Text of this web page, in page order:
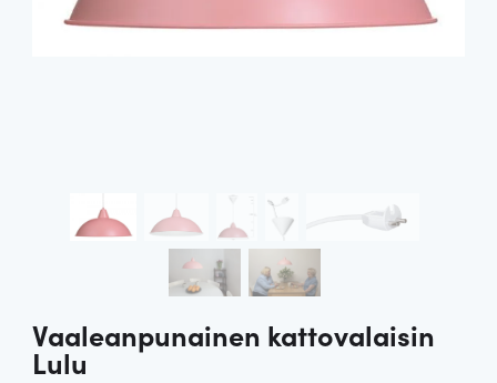
Vaaleanpunainen kattovalaisin
Lulu